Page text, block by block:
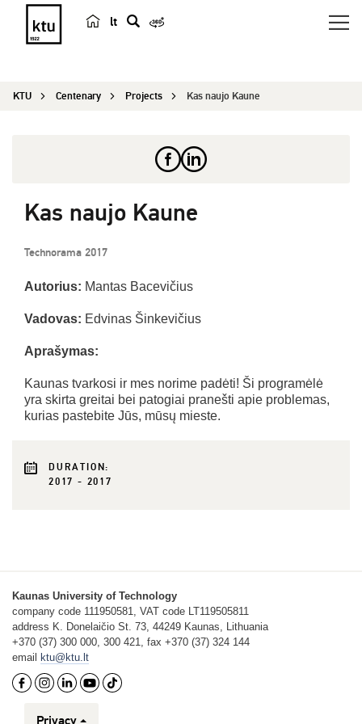
lt
KTU Centenary Projects Kas naujo Kaune
Kas naujo Kaune
Technorama 2017
Autorius: Mantas Bacevičius
Vadovas: Edvinas Šinkevičius
Aprašymas:
Kaunas tvarkosi ir mes norime padėti! Ši programėlė
yra skirta greitai bei patogiai pranešti apie problemas,
kurias pastebite Jūs, mūsų mieste.
DURATION:
2017 - 2017
Kaunas University of Technology
company code 111950581, VAT code LT119505811
address K. Donelaičio St. 73, 44249 Kaunas, Lithuania
+370 (37) 300 000, 300 421, fax +370 (37) 324 144
email
ktu@ktu.lt
Privacy